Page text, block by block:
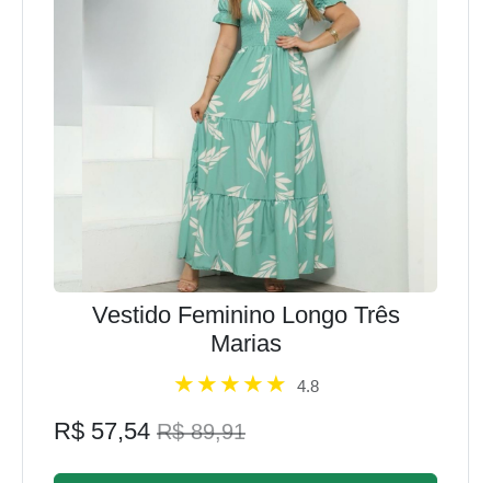
Vestido Feminino Longo Três
Marias
4.8
R$ 57,54 R$ 89,91